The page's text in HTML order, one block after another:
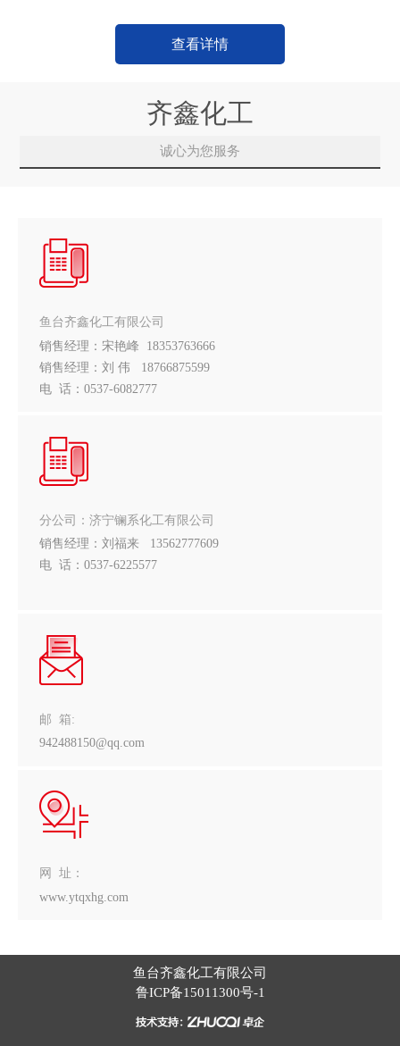
查看详情
齐鑫化工
诚心为您服务
鱼台齐鑫化工有限公司
销售经理：宋艳峰 18353763666
销售经理：刘 伟 18766875599
电 话：0537-6082777
分公司：济宁镧系化工有限公司
销售经理：刘福来 13562777609
电 话：0537-6225577
邮 箱:
942488150@qq.com
网 址：
www.ytqxhg.com
鱼台齐鑫化工有限公司
鲁ICP备15011300号-1